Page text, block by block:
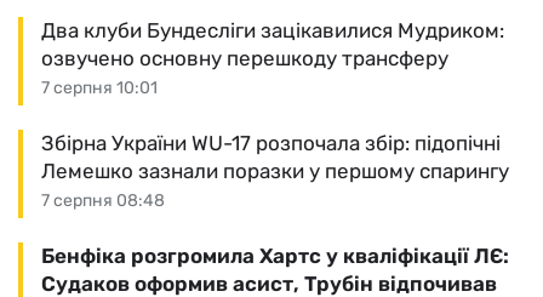
7 серпня 10:01
Два клуби Бундесліги зацікавилися Мудриком:
озвучено основну перешкоду трансферу
7 серпня 08:48
Збірна України WU-17 розпочала збір: підопічні
Лемешко зазнали поразки у першому спарингу
Бенфіка розгромила Хартс у кваліфікації ЛЄ:
Судаков оформив асист, Трубін відпочивав